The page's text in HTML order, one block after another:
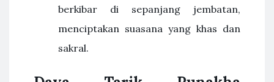
berkibar di sepanjang jembatan,
menciptakan suasana yang khas dan
sakral.